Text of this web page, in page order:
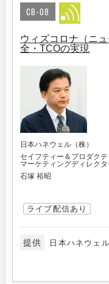
CB-08
ウィズコロナ（ニ
全・TCOの実現
日本ハネウェル（株）
セイフティー＆プロダク
マーケティングディレクタ
石塚 裕昭
ライブ配信あり
提供 日本ハネウェ